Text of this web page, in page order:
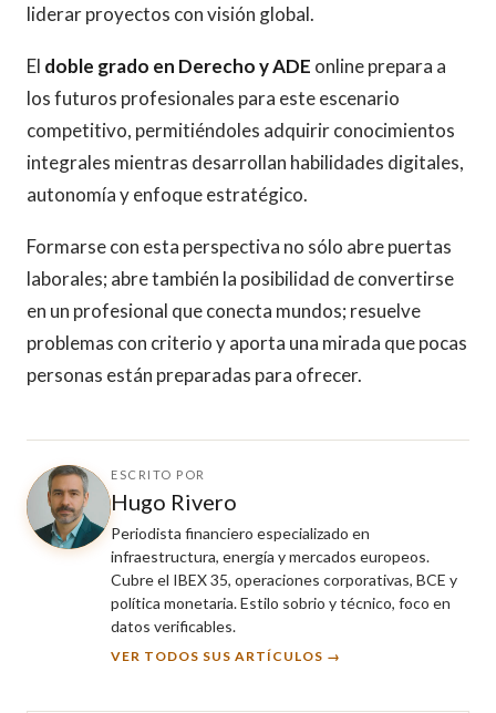
liderar proyectos con visión global.
El doble grado en Derecho y ADE online prepara a
los futuros profesionales para este escenario
competitivo, permitiéndoles adquirir conocimientos
integrales mientras desarrollan habilidades digitales,
autonomía y enfoque estratégico.
Formarse con esta perspectiva no sólo abre puertas
laborales; abre también la posibilidad de convertirse
en un profesional que conecta mundos; resuelve
problemas con criterio y aporta una mirada que pocas
personas están preparadas para ofrecer.
ESCRITO POR
Hugo Rivero
Periodista financiero especializado en
infraestructura, energía y mercados europeos.
Cubre el IBEX 35, operaciones corporativas, BCE y
política monetaria. Estilo sobrio y técnico, foco en
datos verificables.
VER TODOS SUS ARTÍCULOS →